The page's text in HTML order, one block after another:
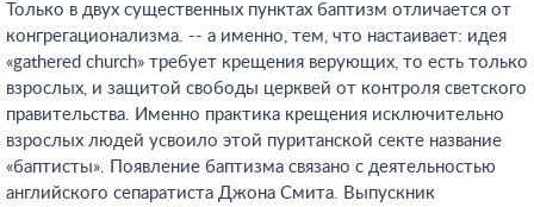
Только в двух существенных пунктах баптизм отличается от
конгрегационализма. -- а именно, тем, что настаивает: идея
«gathered church» требует крещения верующих, то есть только
взрослых, и защитой свободы церквей от контроля светского
правительства. Именно практика крещения исключительно
взрослых людей усвоило этой пуританской секте название
«баптисты». Появление баптизма связано с деятельностью
английского сепаратиста Джона Смита. Выпускник